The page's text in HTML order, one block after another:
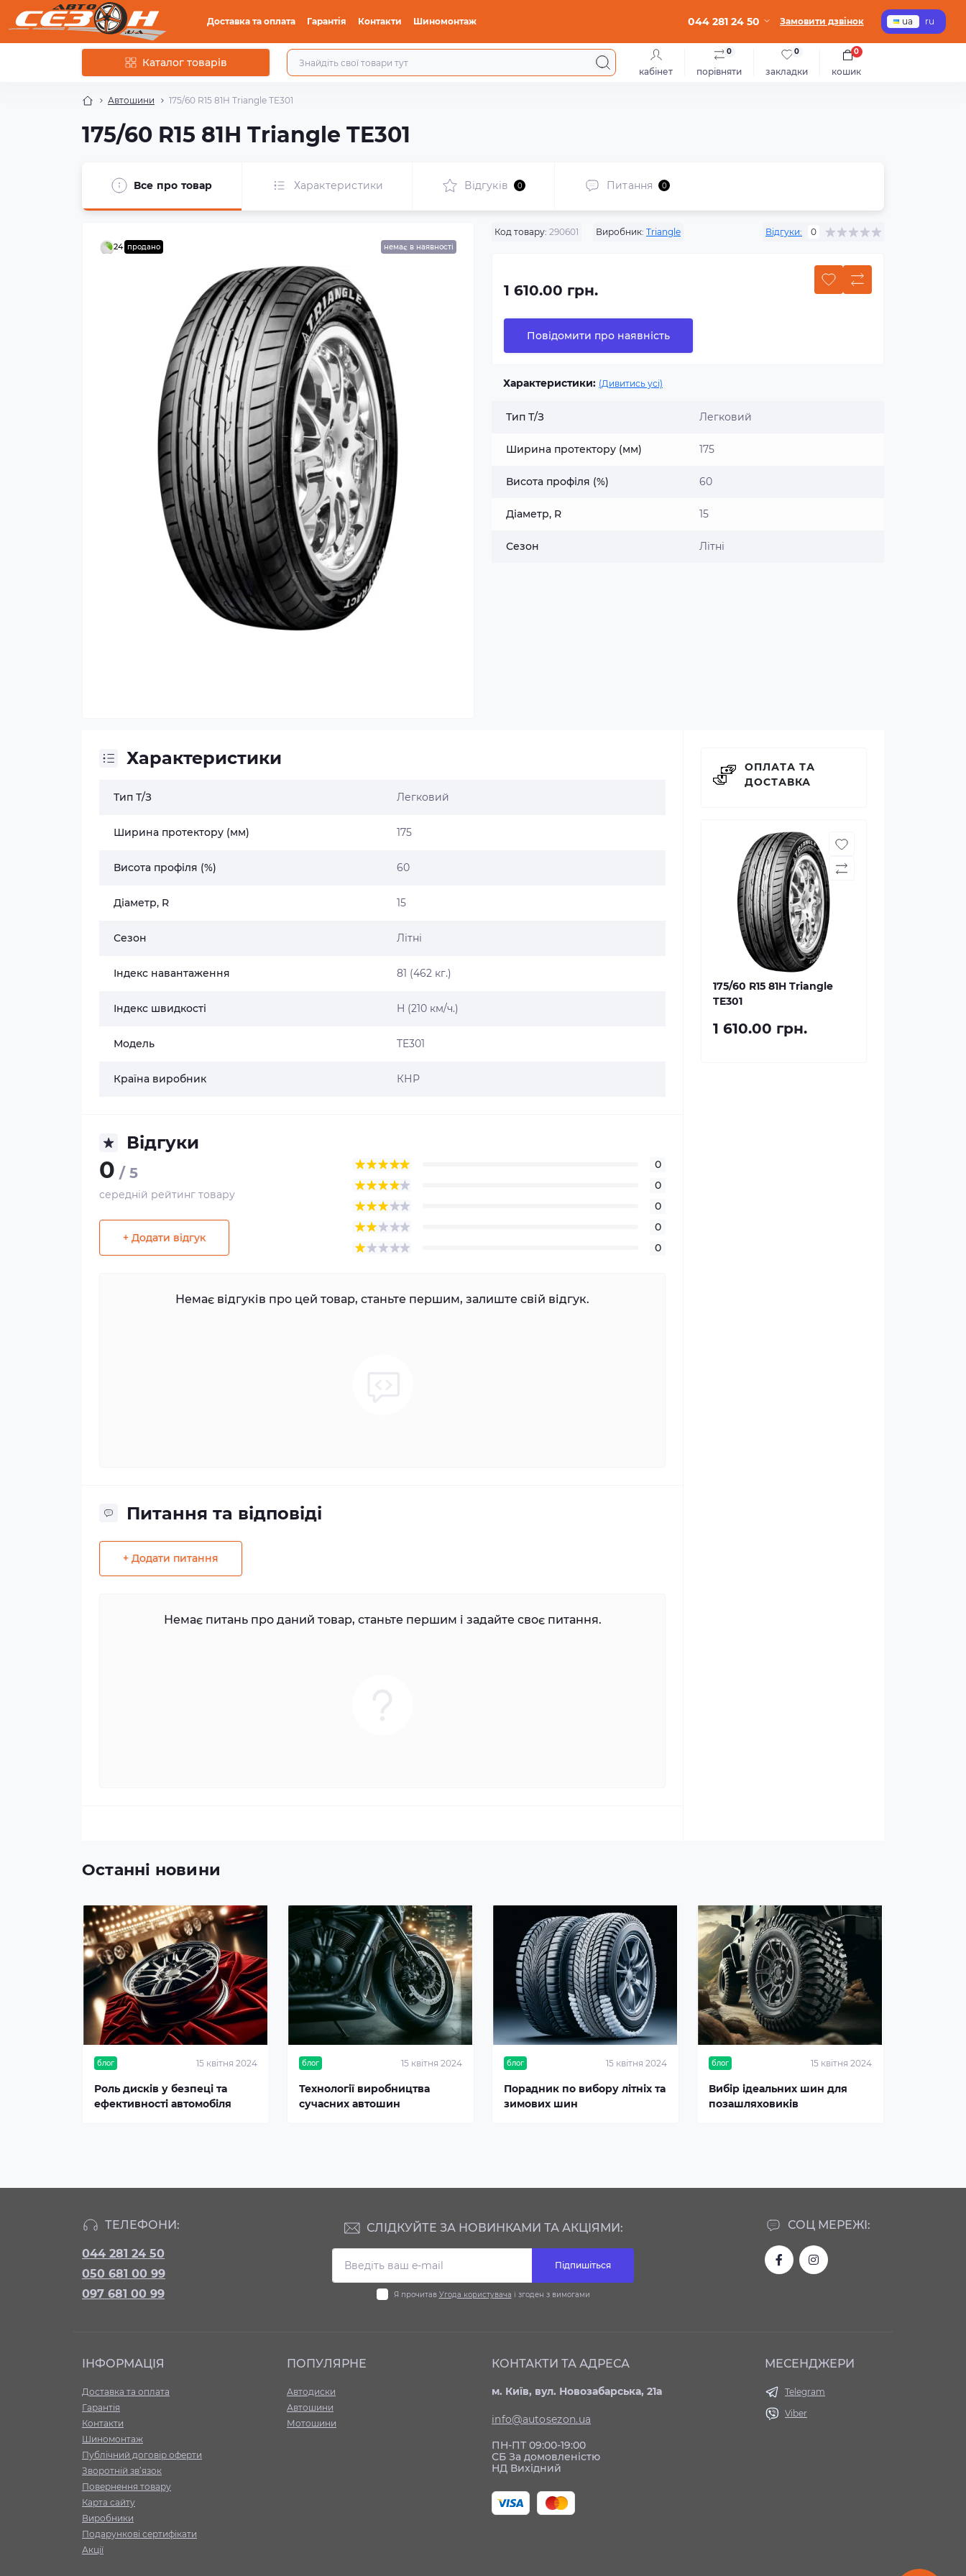
Доставка та оплата Гарантія Контакти Шиномонтаж 044 281 24 50 Замовити дзвінок ua ru
Каталог товарів
кабінет порівняти
0
закладки
0
кошик
0
Автошини 175/60 R15 81H Triangle TE301
175/60 R15 81H Triangle TE301
Все про товар Характеристики Відгуків 0 Питання 0
24 продано немає в наявності
Код товару: 290601 Виробник: Triangle Відгуки: 0
1 610.00 грн.
Повідомити про наявність
Характеристики: (Дивитись усі)
Тип Т/З Легковий
Ширина протектору (мм) 175
Висота профіля (%) 60
Діаметр, R 15
Сезон Літні
Характеристики
Тип Т/З Легковий
Ширина протектору (мм) 175
Висота профіля (%) 60
Діаметр, R 15
Сезон Літні
Індекс навантаження 81 (462 кг.)
Індекс швидкості H (210 км/ч.)
Модель TE301
Країна виробник КНР
Відгуки
0 / 5
середній рейтинг товару
+ Додати відгук
0
0
0
0
0
Немає відгуків про цей товар, станьте першим, залиште свій відгук.
Питання та відповіді
+ Додати питання
Немає питань про даний товар, станьте першим і задайте своє питання.
ОПЛАТА ТА
ДОСТАВКА
175/60 R15 81H Triangle
TE301
1 610.00 грн.
Останні новини
блог 15 квітня 2024
Роль дисків у безпеці та
ефективності автомобіля
блог 15 квітня 2024
Технології виробництва
сучасних автошин
блог 15 квітня 2024
Порадник по вибору літніх та
зимових шин
блог 15 квітня 2024
Вибір ідеальних шин для
позашляховиків
ТЕЛЕФОНИ:
044 281 24 50
050 681 00 99
097 681 00 99
СОЦ МЕРЕЖІ:
СЛІДКУЙТЕ ЗА НОВИНКАМИ ТА АКЦІЯМИ:
Підпишіться
Я прочитав Угода користувача і згоден з вимогами
ІНФОРМАЦІЯ
Доставка та оплата
Гарантія
Контакти
Шиномонтаж
Публічний договір оферти
Зворотній зв’язок
Повернення товару
Карта сайту
Виробники
Подарункові сертифікати
Акції
ПОПУЛЯРНЕ
Автодиски
Автошини
Мотошини
КОНТАКТИ ТА АДРЕСА
м. Київ, вул. Новозабарська, 21а
info@autosezon.ua
ПН-ПТ 09:00-19:00
СБ За домовленістю
НД Вихідний
МЕСЕНДЖЕРИ
Telegram
Viber